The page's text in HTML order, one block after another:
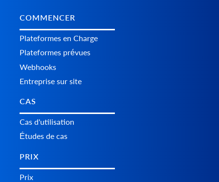
COMMENCER
Plateformes en Charge
Plateformes prévues
Webhooks
Entreprise sur site
CAS
Cas d'utilisation
Études de cas
PRIX
Prix